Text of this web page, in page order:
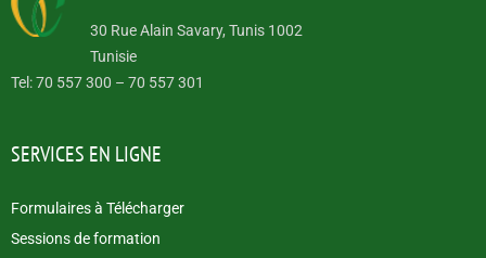
30 Rue Alain Savary, Tunis 1002
Tunisie
Tel: 70 557 300 – 70 557 301
SERVICES EN LIGNE
Formulaires à Télécharger
Sessions de formation